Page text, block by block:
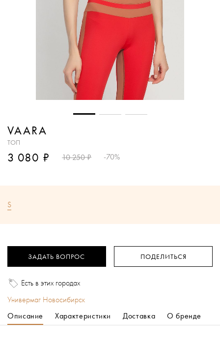
VAARA
ТОП
3 080 ₽ 10 250₽ -70%
S
ЗАДАТЬ ВОПРОС ПОДЕЛИТЬСЯ
Есть в этих городах
Универмаг Новосибирск
Описание
Характеристики Доставка О бренде